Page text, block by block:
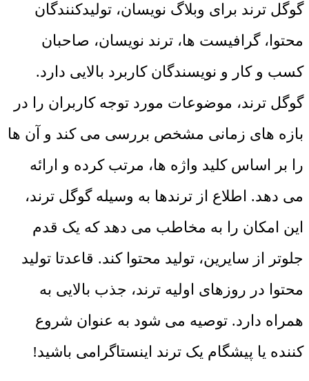
گوگل ترند برای وبلاگ نویسان، تولیدکنندگان
محتوا، گرافیست ها، ترند نویسان، صاحبان
کسب و کار و نویسندگان کاربرد بالایی دارد.
گوگل ترند، موضوعات مورد توجه کاربران را در
بازه های زمانی مشخص بررسی می کند و آن ها
را بر اساس کلید واژه ها، مرتب کرده و ارائه
می دهد. اطلاع از ترندها به وسیله گوگل ترند،
این امکان را به مخاطب می دهد که یک قدم
جلوتر از سایرین، تولید محتوا کند. قاعدتا تولید
محتوا در روزهای اولیه ترند، جذب بالایی به
همراه دارد. توصیه می شود به عنوان شروع
کننده یا پیشگام یک ترند اینستاگرامی باشید!